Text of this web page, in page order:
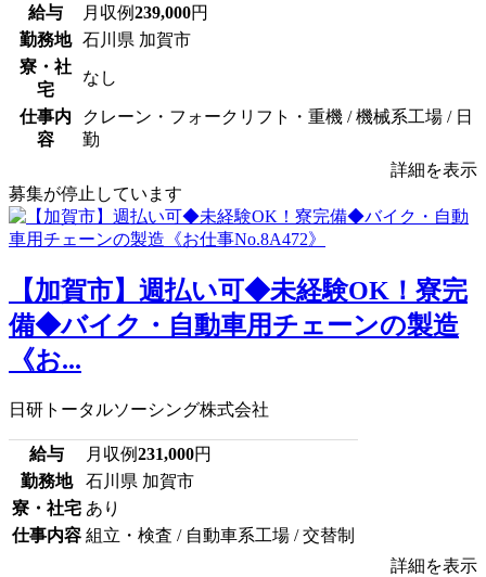
給与 月収例239,000円
勤務地
石川県 加賀市
寮・社
宅
なし
仕事内
容
クレーン・フォークリフト・重機 / 機械系工場 / 日
勤
詳細を表示
募集が停止しています
【加賀市】週払い可◆未経験OK！寮完
備◆バイク・自動車用チェーンの製造
《お...
日研トータルソーシング株式会社
給与 月収例231,000円
勤務地
石川県 加賀市
寮・社宅 あり
仕事内容 組立・検査 / 自動車系工場 / 交替制
詳細を表示